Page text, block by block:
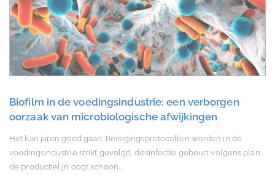
Biofilm in de voedingsindustrie: een verborgen
oorzaak van microbiologische afwijkingen
Het kan jaren goed gaan. Reinigingsprotocollen worden in de
voedingsindustrie strikt gevolgd, desinfectie gebeurt volgens plan,
de productielijn oogt schoon…